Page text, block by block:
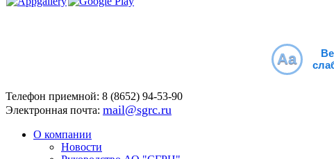
Aa
Телефон приемной: 8 (8652) 94-53-90
Электронная почта: mail@sgrc.ru
О компании
Новости